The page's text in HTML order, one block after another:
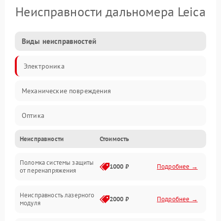
Неисправности дальномера Leica
Виды неисправностей
Электроника
Механические повреждения
Оптика
Неисправности Стоимость
Поломка системы защиты
от перенапряжения
1000 ₽ Подробнее →
Неисправность лазерного
модуля
2000 ₽ Подробнее →